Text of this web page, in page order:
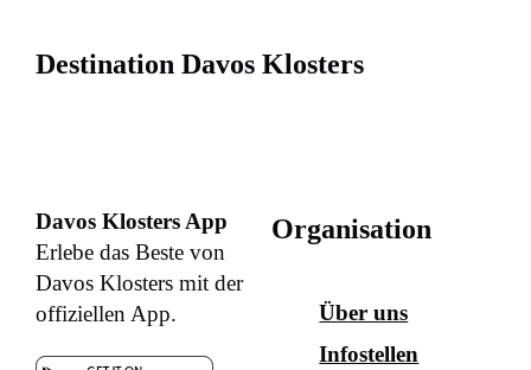
Destination Davos Klosters
Davos Klosters App
Erlebe das Beste von
Davos Klosters mit der
offiziellen App.
Organisation
Über uns
Infostellen